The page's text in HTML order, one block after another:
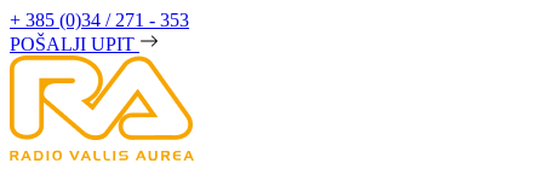
+ 385 (0)34 / 271 - 353
POŠALJI UPIT